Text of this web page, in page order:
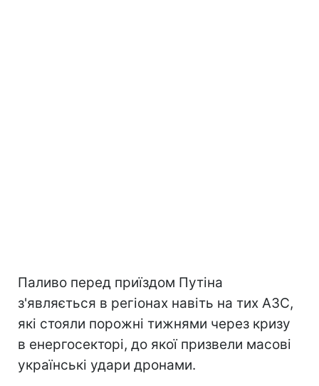
Паливо перед приїздом Путіна
з'являється в регіонах навіть на тих АЗС,
які стояли порожні тижнями через кризу
в енергосекторі, до якої призвели масові
українські удари дронами.